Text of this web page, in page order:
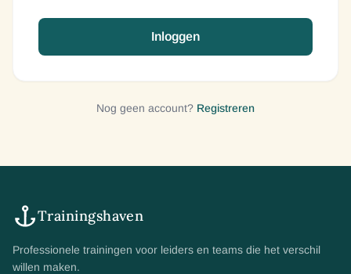
Inloggen
Nog geen account? Registreren
Trainingshaven
Professionele trainingen voor leiders en teams die het verschil
willen maken.